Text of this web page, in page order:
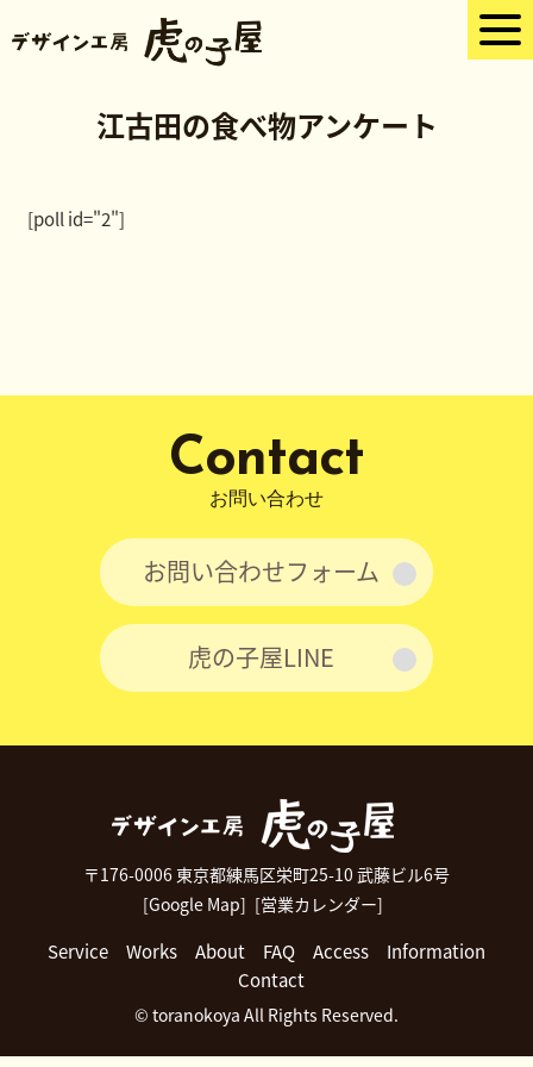
江古田の食べ物アンケート
[poll id="2"]
Contact
お問い合わせ
お問い合わせフォーム
虎の子屋LINE
〒176-0006 東京都練馬区栄町25-10 武藤ビル6号
[Google Map] [営業カレンダー]
Service Works About FAQ Access
Information
Contact
© toranokoya All Rights Reserved.